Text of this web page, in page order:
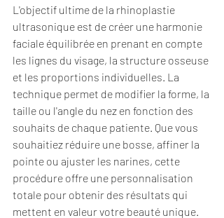
L'objectif ultime de la rhinoplastie
ultrasonique est de créer une harmonie
faciale équilibrée en prenant en compte
les lignes du visage, la structure osseuse
et les proportions individuelles. La
technique permet de modifier la forme, la
taille ou l'angle du nez en fonction des
souhaits de chaque patiente. Que vous
souhaitiez réduire une bosse, affiner la
pointe ou ajuster les narines, cette
procédure offre une personnalisation
totale pour obtenir des résultats qui
mettent en valeur votre beauté unique.